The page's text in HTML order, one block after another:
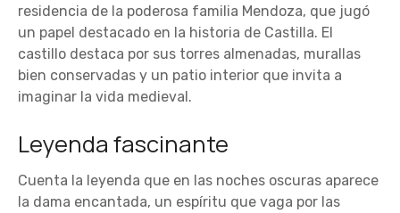
residencia de la poderosa familia Mendoza, que jugó
un papel destacado en la historia de Castilla. El
castillo destaca por sus torres almenadas, murallas
bien conservadas y un patio interior que invita a
imaginar la vida medieval.
Leyenda fascinante
Cuenta la leyenda que en las noches oscuras aparece
la dama encantada, un espíritu que vaga por las